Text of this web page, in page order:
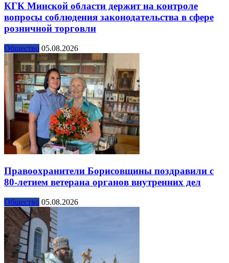
КГК Минской области держит на контроле
вопросы соблюдения законодательства в сфере
розничной торговли
Общество 05.08.2026
Правоохранители Борисовщины поздравили с
80-летием ветерана органов внутренних дел
Общество 05.08.2026